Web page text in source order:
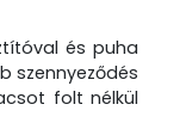
és puha
szennyeződés
folt nélkül